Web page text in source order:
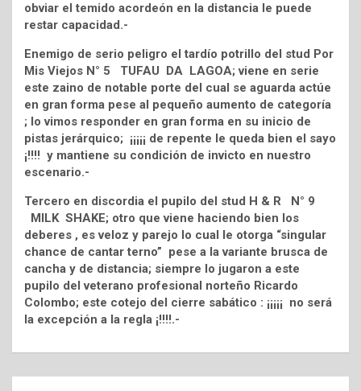
obviar el temido acordeón en la distancia le puede
restar capacidad.-
Enemigo de serio peligro el tardío potrillo del stud Por
Mis Viejos N° 5 TUFAU DA LAGOA; viene en serie
este zaino de notable porte del cual se aguarda actúe
en gran forma pese al pequeño aumento de categoría
; lo vimos responder en gran forma en su inicio de
pistas jerárquico; ¡¡¡¡¡ de repente le queda bien el sayo
¡!!!! y mantiene su condición de invicto en nuestro
escenario.-
Tercero en discordia el pupilo del stud H & R N° 9
MILK SHAKE; otro que viene haciendo bien los
deberes , es veloz y parejo lo cual le otorga “singular
chance de cantar terno” pese a la variante brusca de
cancha y de distancia; siempre lo jugaron a este
pupilo del veterano profesional norteño Ricardo
Colombo; este cotejo del cierre sabático : ¡¡¡¡¡ no será
la excepción a la regla ¡!!!!.-